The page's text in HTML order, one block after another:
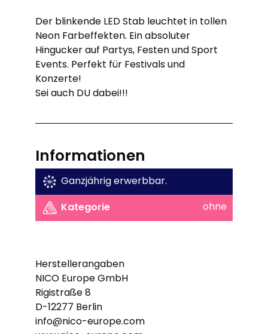
Der blinkende LED Stab leuchtet in tollen
Neon Farbeffekten. Ein absoluter
Hingucker auf Partys, Festen und Sport
Events. Perfekt für Festivals und
Konzerte!
Sei auch DU dabei!!!
Informationen
Ganzjährig erwerbbar.
Kategorie
ohne
Herstellerangaben
NICO Europe GmbH
Rigistraße 8
D-12277 Berlin
info@nico-europe.com